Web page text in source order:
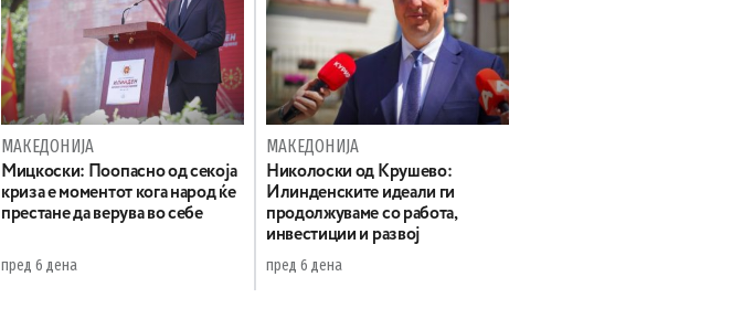
МАКЕДОНИЈА
Мицкоски: Поопасно од секоја
криза е моментот кога народ ќе
престане да верува во себе
пред 6 дена
МАКЕДОНИЈА
Николоски од Крушево:
Илинденските идеали ги
продолжуваме со работа,
инвестиции и развој
пред 6 дена